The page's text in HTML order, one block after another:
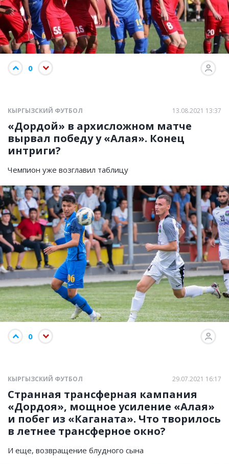
0
КЫРГЫЗСКИЙ ФУТБОЛ 13.08.2021 13:37
«Дордой» в архисложном матче
вырвал победу у «Алая». Конец
интриги?
Чемпион уже возглавил таблицу
0
КЫРГЫЗСКИЙ ФУТБОЛ 29.07.2021 16:17
Странная трансферная кампания
«Дордоя», мощное усиление «Алая»
и побег из «Каганата». Что творилось
в летнее трансферное окно?
И еще, возвращение блудного сына